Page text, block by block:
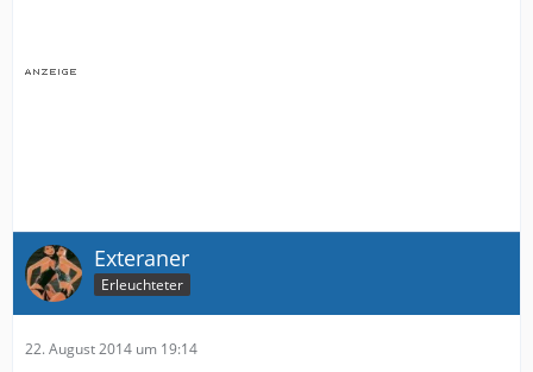
Exteraner
Erleuchteter
22. August 2014 um 19:14